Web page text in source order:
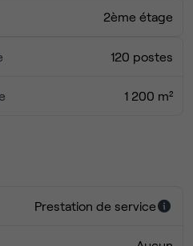
2ème étage
120 postes
1 200 m²
Prestation de service